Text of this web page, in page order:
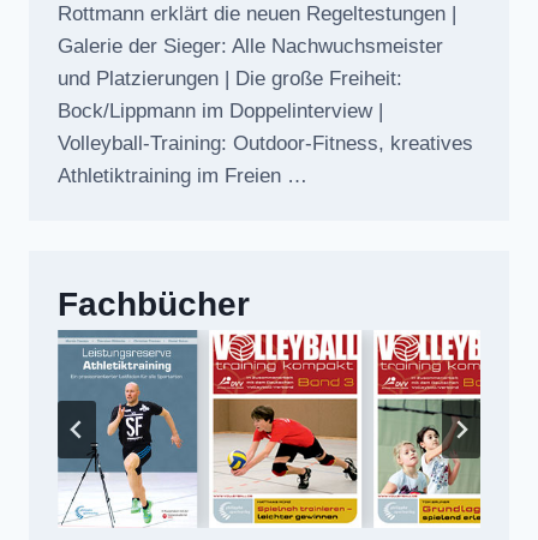
Rottmann erklärt die neuen Regeltestungen |
Galerie der Sieger: Alle Nachwuchsmeister
und Platzierungen | Die große Freiheit:
Bock/Lippmann im Doppelinterview |
Volleyball-Training: Outdoor-Fitness, kreatives
Athletiktraining im Freien …
Fachbücher